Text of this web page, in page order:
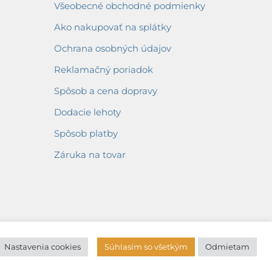
Všeobecné obchodné podmienky
Ako nakupovať na splátky
Ochrana osobných údajov
Reklamačný poriadok
Spôsob a cena dopravy
Dodacie lehoty
Spôsob platby
Záruka na tovar
Nastavenia cookies Súhlasím so všetkým Odmietam